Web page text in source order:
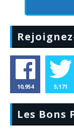
10,954 5,171
Les Bons